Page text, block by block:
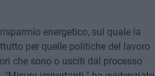
energetico, sul quale la
per quelle politiche del lavoro
che sono o usciti dal processo